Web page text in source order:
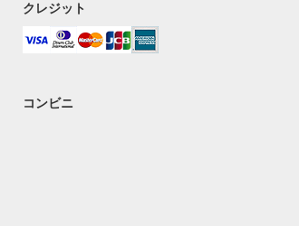
クレジット
コンビニ